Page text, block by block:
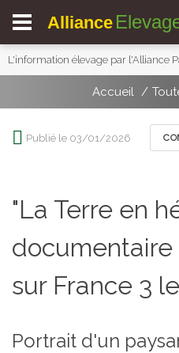
Alliance
L'information élevage par l'Alliance
Accueil
Publié le 03/01/2026
"La Terre en
sur France 3
Portrait d'un